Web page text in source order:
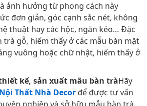
ảnh hưởng từ phong cách này
đơn giản, góc cạnh sắc nét, không
thuật hay các hộc, ngăn kéo… Đặc
trà gỗ, hiếm thấy ở các mẫu bàn mặt
vuông hoặc chữ nhật, hiếm thấy ở
kế, sản xuất mẫu bàn tràHãy
Nội Thất Nhà Decor để được tư vấn